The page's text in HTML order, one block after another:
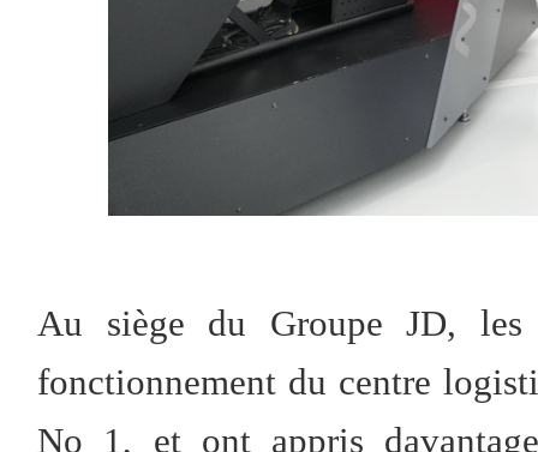
Au siège du Groupe JD, les
fonctionnement du centre
No 1, et ont appris